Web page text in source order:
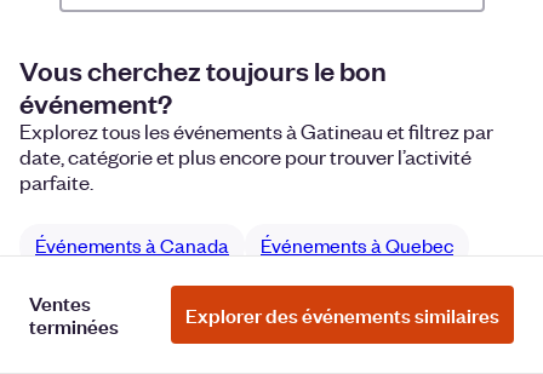
Vous cherchez toujours le bon
événement?
Explorez tous les événements à Gatineau et filtrez par
date, catégorie et plus encore pour trouver l’activité
parfaite.
Événements à Canada
Événements à Quebec
Choses à faire à Gatineau, Quebec
Événement de type conférences à Gatineau
Ventes
terminées
Explorer des événements similaires